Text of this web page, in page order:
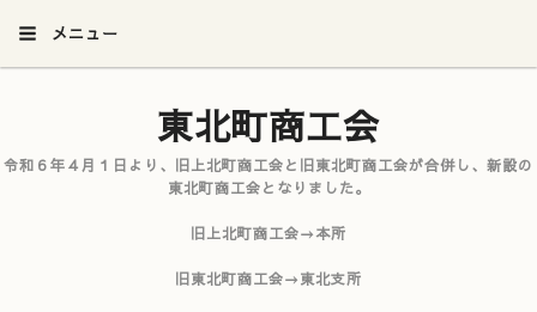
メニュー
東北町商工会
令和６年４月１日より、旧上北町商工会と旧東北町商工会が合併し、新設の
東北町商工会となりました。
旧上北町商工会→本所
旧東北町商工会→東北支所